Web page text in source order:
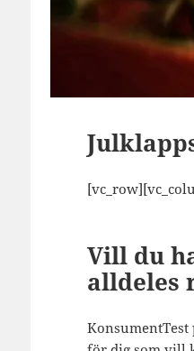
Vill du
alldeles